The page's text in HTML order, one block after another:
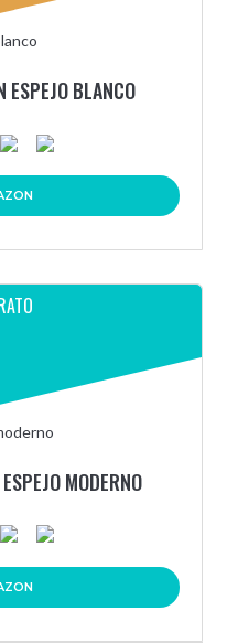
ESPEJO BLANCO
MODERNO